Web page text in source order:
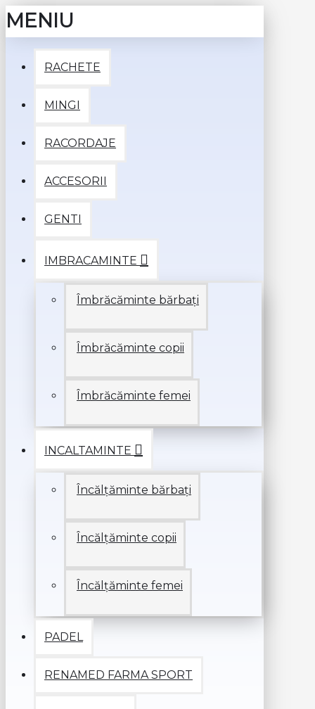
MENIU
RACHETE
MINGI
RACORDAJE
ACCESORII
GENTI
IMBRACAMINTE
Îmbrăcăminte bărbați
Îmbrăcăminte copii
Îmbrăcăminte femei
INCALTAMINTE
Încălțăminte bărbați
Încălțăminte copii
Încălțăminte femei
PADEL
RENAMED FARMA SPORT